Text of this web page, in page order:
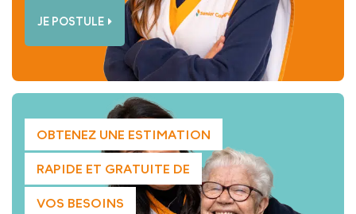
JE POSTULE
OBTENEZ UNE ESTIMATION
RAPIDE ET GRATUITE DE
VOS BESOINS